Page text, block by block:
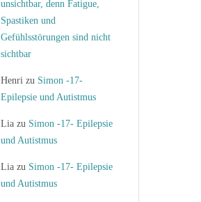
unsichtbar, denn Fatigue,
Spastiken und
Gefühlsstörungen sind nicht
sichtbar
Henri zu Simon -17-
Epilepsie und Autistmus
Lia zu Simon -17- Epilepsie
und Autistmus
Lia zu Simon -17- Epilepsie
und Autistmus